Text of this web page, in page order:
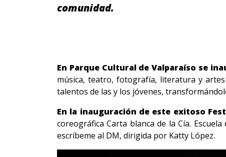
comunidad.
En Parque Cultural de Valparaíso se
música, teatro, fotografía, literatura y
talentos de las y los jóvenes,
En la inauguración de este exitoso
coreográfica Carta blanca de la Cía.
escríbeme al DM, dirigida por Katty López.